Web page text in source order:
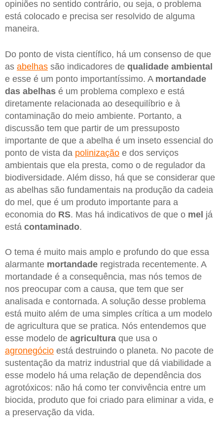
opiniões no sentido contrário, ou seja, o problema
está colocado e precisa ser resolvido de alguma
maneira.
Do ponto de vista científico, há um consenso de que
as abelhas são indicadores de qualidade ambiental
e esse é um ponto importantíssimo. A mortandade
das abelhas é um problema complexo e está
diretamente relacionada ao desequilíbrio e à
contaminação do meio ambiente. Portanto, a
discussão tem que partir de um pressuposto
importante de que a abelha é um inseto essencial do
ponto de vista da polinização e dos serviços
ambientais que ela presta, como o de regulador da
biodiversidade. Além disso, há que se considerar que
as abelhas são fundamentais na produção da cadeia
do mel, que é um produto importante para a
economia do RS. Mas há indicativos de que o mel já
está contaminado.
O tema é muito mais amplo e profundo do que essa
alarmante mortandade registrada recentemente. A
mortandade é a consequência, mas nós temos de
nos preocupar com a causa, que tem que ser
analisada e contornada. A solução desse problema
está muito além de uma simples crítica a um modelo
de agricultura que se pratica. Nós entendemos que
esse modelo de agricultura que usa o
agronegócio está destruindo o planeta. No pacote de
sustentação da matriz industrial que dá viabilidade a
esse modelo há uma relação de dependência dos
agrotóxicos: não há como ter convivência entre um
biocida, produto que foi criado para eliminar a vida, e
a preservação da vida.